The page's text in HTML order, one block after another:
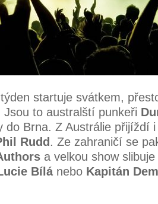
startuje svátkem,
to australští punkeři
do Brna. Z Austrálie přijíždí
Rudd . Ze zahraničí se
a velkou show slibuje
Bílá nebo Kapitán